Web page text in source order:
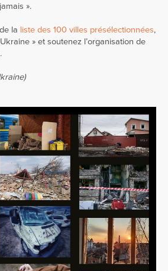
».
la liste des 100 villes présélectionnées,
» et soutenez l’organisation de